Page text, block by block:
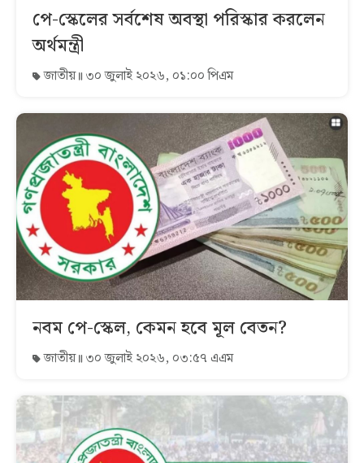
পে-স্কেলের সর্বশেষ অবস্থা পরিস্কার করলেন
অর্থমন্ত্রী
জাতীয় ৩০ জুলাই ২০২৬, ০১:০০ পিএম
নবম পে-স্কেল, কেমন হবে মূল বেতন?
জাতীয় ৩০ জুলাই ২০২৬, ০৩:৫৭ এএম